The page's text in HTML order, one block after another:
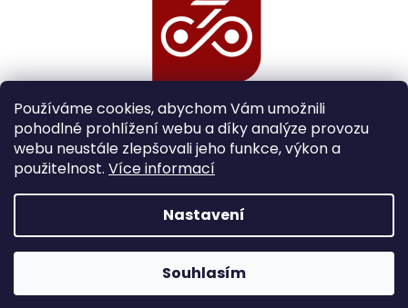
Používáme cookies, abychom Vám umožnili
pohodlné prohlížení webu a díky analýze provozu
webu neustále zlepšovali jeho funkce, výkon a
použitelnost. Více informací
Nastavení
Souhlasím
Vytvořil Shoptet